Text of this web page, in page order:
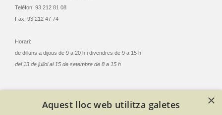
Telèfon: 93 212 81 08
Fax: 93 212 47 74
Horari:
de dilluns a dijous de 9 a 20 h i divendres de 9 a 15 h
del 13 de juliol al 15 de setembre de 8 a 15 h
×
Aquest lloc web utilitza galetes